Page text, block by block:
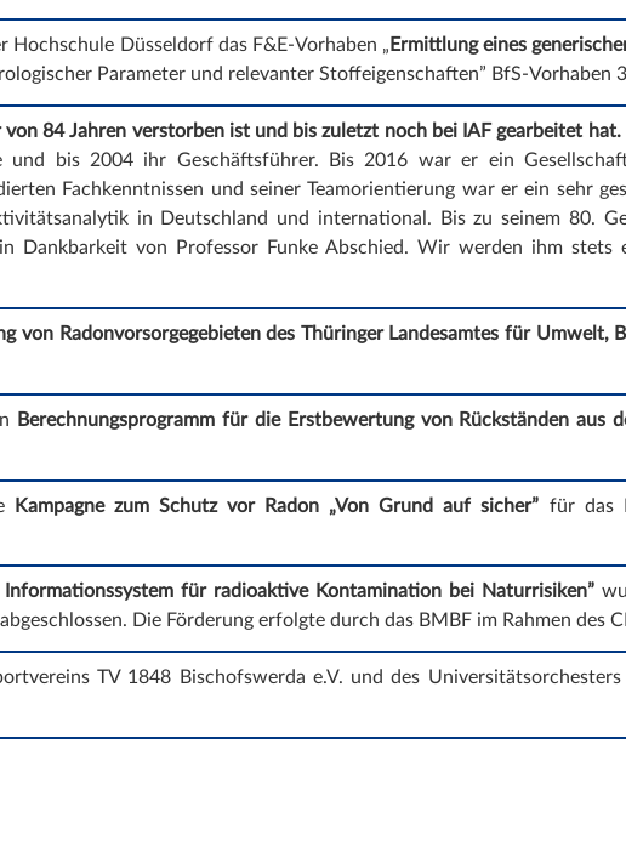
Hochschule Düsseldorf das F&E-Vorhaben „ Ermittlung eines
Parameter und relevanter Stoffeigenschaften” BfS-Vorhaben
84 Jahren verstorben ist und bis zuletzt noch bei IAF gearbeitet hat.
und bis 2004 ihr Geschäftsführer. Bis 2016 war er ein
Fachkenntnissen und seiner Teamorientierung war er ein sehr
in Deutschland und international. Bis zu seinem 80.
Dankbarkeit von Professor Funke Abschied. Wir werden ihm stets
von Radonvorsorgegebieten des Thüringer Landesamtes für Umwelt,
Berechnungsprogramm für die Erstbewertung von Rückständen aus
Kampagne zum Schutz vor Radon „Von Grund auf sicher” für das
für radioaktive Kontamination bei Naturrisiken”
Die Förderung erfolgte durch das BMBF im Rahmen des
TV 1848 Bischofswerda e.V. und des